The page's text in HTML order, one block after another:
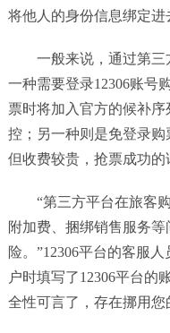
将他人的身份信息绑定进
一般来说，通过第三
一种需要登录12306账号
票时将加入官方的候补
控；另一种则是免登录购
但收费较贵，抢票成功的
“第三方平台在旅客购
附加费、捆绑销售服务
险。”12306平台的客服
户时填写了12306平台的
全性可言了，存在挪用您